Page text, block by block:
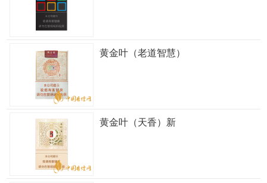
黄金叶（老道智慧）
黄金叶（天香）新